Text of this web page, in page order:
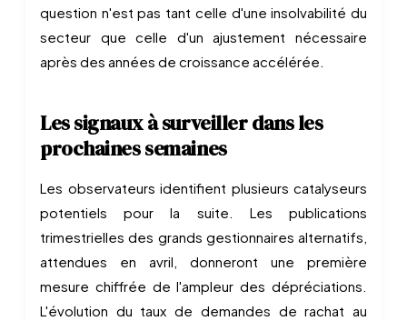
question n'est pas tant celle d'une insolvabilité du
secteur que celle d'un ajustement nécessaire
après des années de croissance accélérée.
Les signaux à surveiller dans les
prochaines semaines
Les observateurs identifient plusieurs catalyseurs
potentiels pour la suite. Les publications
trimestrielles des grands gestionnaires alternatifs,
attendues en avril, donneront une première
mesure chiffrée de l'ampleur des dépréciations.
L'évolution du taux de demandes de rachat au